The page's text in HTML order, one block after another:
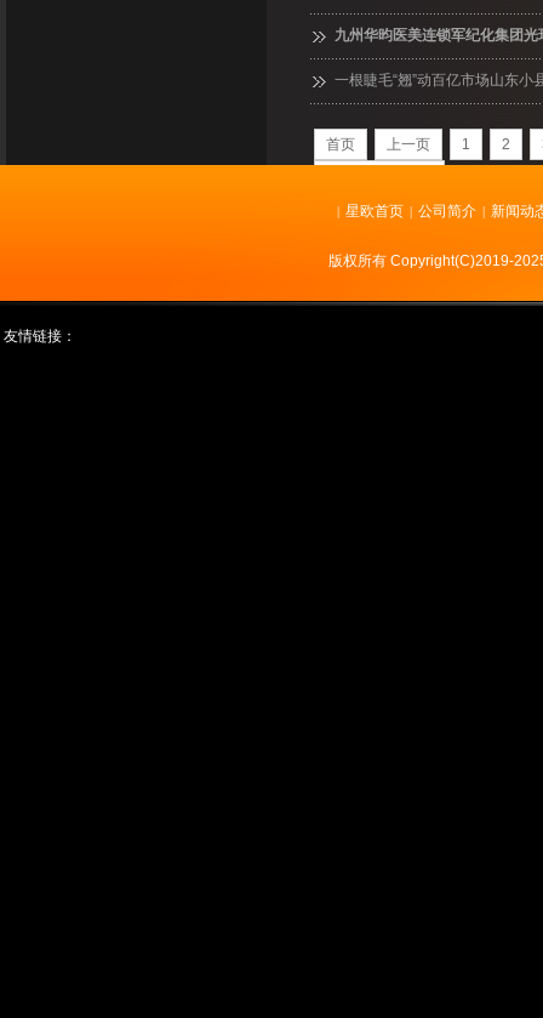
九州华昀医美连锁军纪化集团
一根睫毛“翘”动百亿市场山东小
首页 上一页 1 2
版权所有 Copyright(C)2019-
| 星欧首页 | 公司简介 | 新闻动
友情链接：